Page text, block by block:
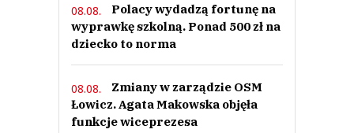
08.08.
Polacy wydadzą fortunę na
wyprawkę szkolną. Ponad 500 zł na
dziecko to norma
08.08.
Zmiany w zarządzie OSM
Łowicz. Agata Makowska objęła
funkcje wiceprezesa